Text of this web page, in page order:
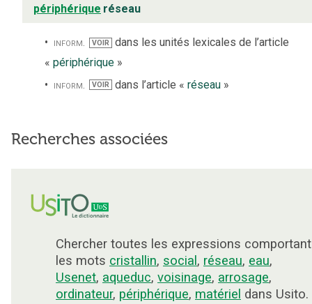
périphérique réseau
inform. VOIR dans les unités lexicales de l’article
« périphérique »
inform.
VOIR dans l’article « réseau»
Recherches associées
Chercher toutes les expressions comportant
les mots cristallin, social, réseau, eau,
Usenet, aqueduc, voisinage, arrosage,
ordinateur, périphérique, matériel dans Usito.